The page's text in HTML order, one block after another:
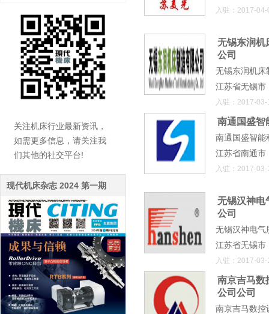
关注机床行业最新资讯，
如需更多信息，请关注我
们其他的社交平台!
现代机床杂志 2024 第一期
入驻：2017-04-
无锡东润机
公司
无锡东润机床
江苏省无锡市
入驻：2017-03-
南通国盛智
南通国盛智能
江苏省南通市
入驻：2017-03-
无锡汉神电
公司
无锡汉神电气
江苏省无锡市
入驻：2017-03-
南京吉马数
公司公司
南京吉马数控